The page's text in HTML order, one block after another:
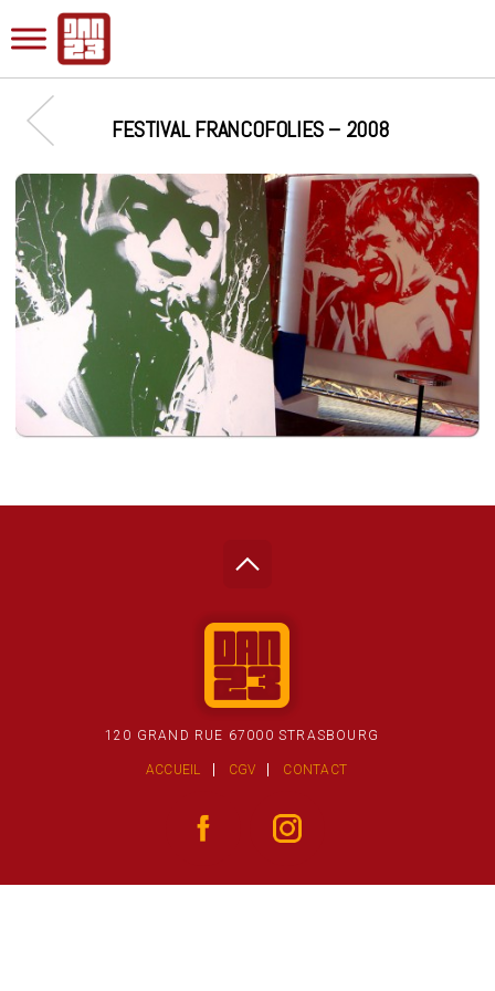
FESTIVAL FRANCOFOLIES – 2008
120 GRAND RUE 67000 STRASBOURG
ACCUEIL CGV CONTACT